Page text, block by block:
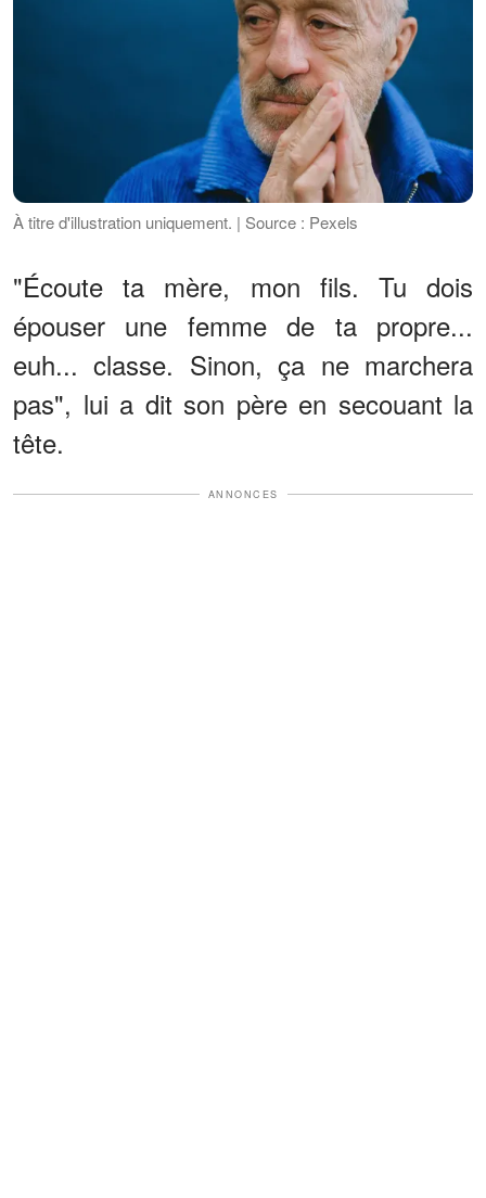
À titre d'illustration uniquement. | Source : Pexels
"Écoute ta mère, mon fils. Tu dois
épouser une femme de ta propre...
euh... classe. Sinon, ça ne marchera
pas", lui a dit son père en secouant la
tête.
ANNONCES